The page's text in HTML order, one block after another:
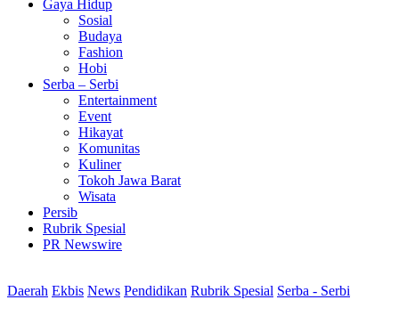
Gaya Hidup
Sosial
Budaya
Fashion
Hobi
Serba – Serbi
Entertainment
Event
Hikayat
Komunitas
Kuliner
Tokoh Jawa Barat
Wisata
Persib
Rubrik Spesial
PR Newswire
Daerah Ekbis News Pendidikan Rubrik Spesial Serba - Serbi